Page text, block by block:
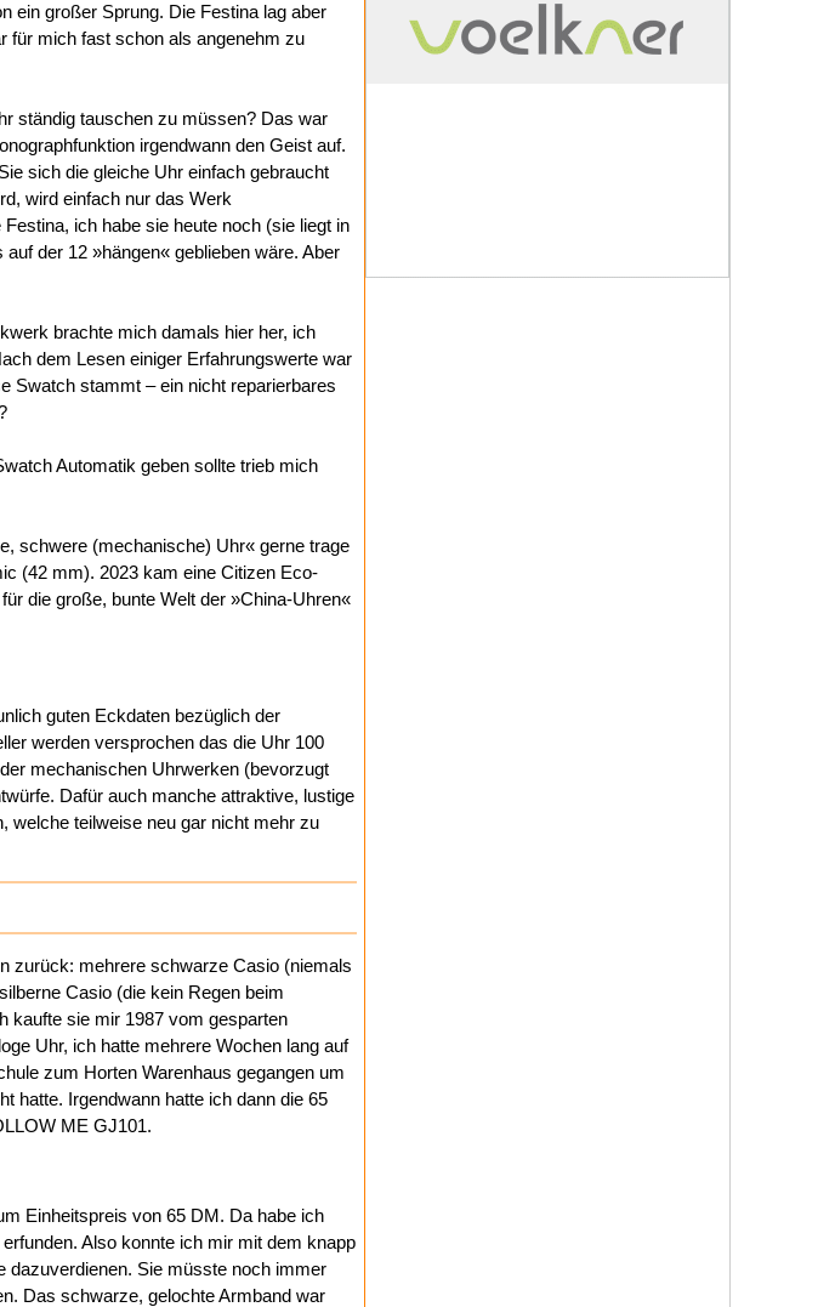
ein großer Sprung. Die Festina lag aber
für mich fast schon als angenehm zu
ständig tauschen zu müssen? Das war
irgendwann den Geist auf.
sich die gleiche Uhr einfach gebraucht
wird einfach nur das Werk
ich habe sie heute noch (sie liegt in
der 12 »hängen« geblieben wäre. Aber
brachte mich damals hier her, ich
dem Lesen einiger Erfahrungswerte war
Swatch stammt – ein nicht reparierbares
Automatik geben sollte trieb mich
schwere (mechanische) Uhr« gerne trage
(42 mm). 2023 kam eine Citizen Eco-
die große, bunte Welt der »China-Uhren«
guten Eckdaten bezüglich der
werden versprochen das die Uhr 100
mechanischen Uhrwerken (bevorzugt
Dafür auch manche attraktive, lustige
welche teilweise neu gar nicht mehr zu
zurück: mehrere schwarze Casio (niemals
Casio (die kein Regen beim
kaufte sie mir 1987 vom gesparten
Uhr, ich hatte mehrere Wochen lang auf
zum Horten Warenhaus gegangen um
hatte. Irgendwann hatte ich dann die 65
ME GJ101​.
Einheitspreis von 65 DM. Da habe ich
Also konnte ich mir mit dem knapp
dazuverdienen. Sie müsste noch immer
Das schwarze, gelochte Armband war